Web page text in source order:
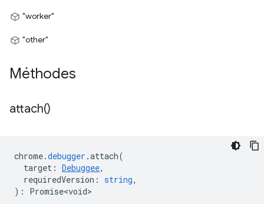
"worker"
"other"
Méthodes
attach()
chrome.debugger .attach(
target : Debuggee,
requiredVersion : string,
) : Promise<void>